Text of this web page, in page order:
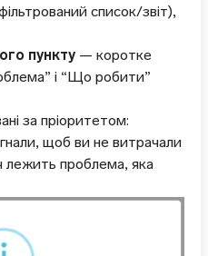
список/звіт),
пункту — коротке
і “Що робити”
за пріоритетом:
щоб ви не витрачали
лежить проблема, яка